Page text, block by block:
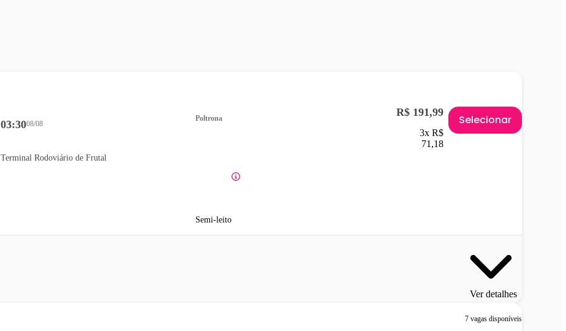
03:3008/08
Terminal Rodoviário de Frutal
Poltrona
Semi-leito
R$ 191,99
3x R$
71,18
Selecionar
Ver detalhes
7 vagas disponíveis